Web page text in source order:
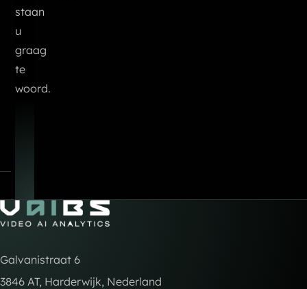
staan
u
graag
te
woord.
Go to Home
Galvanistraat 6
3846 AT, Harderwijk, Nederland